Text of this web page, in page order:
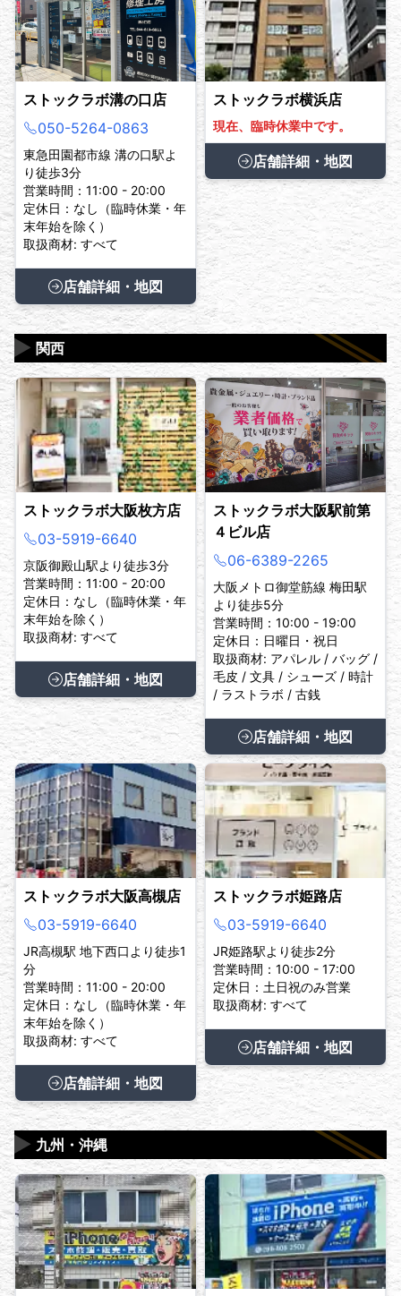
ストックラボ溝の口店
050-5264-0863
東急田園都市線 溝の口駅よ
り徒歩3分
営業時間：11:00 - 20:00
定休日：なし（臨時休業・年
末年始を除く）
取扱商材: すべて
店舗詳細・地図
ストックラボ横浜店
現在、臨時休業中です。
店舗詳細・地図
関西
▶
ストックラボ大阪枚方店
03-5919-6640
京阪御殿山駅より徒歩3分
営業時間：11:00 - 20:00
定休日：なし（臨時休業・年
末年始を除く）
取扱商材: すべて
店舗詳細・地図
ストックラボ大阪駅前第
４ビル店
06-6389-2265
大阪メトロ御堂筋線 梅田駅
より徒歩5分
営業時間：10:00 - 19:00
定休日：日曜日・祝日
取扱商材: アパレル / バッグ /
毛皮 / 文具 / シューズ / 時計
/ ラストラボ / 古銭
店舗詳細・地図
ストックラボ大阪高槻店
03-5919-6640
JR高槻駅 地下西口より徒歩1
分
営業時間：11:00 - 20:00
定休日：なし（臨時休業・年
末年始を除く）
取扱商材: すべて
店舗詳細・地図
ストックラボ姫路店
03-5919-6640
JR姫路駅より徒歩2分
営業時間：10:00 - 17:00
定休日：土日祝のみ営業
取扱商材: すべて
店舗詳細・地図
九州・沖縄
▶